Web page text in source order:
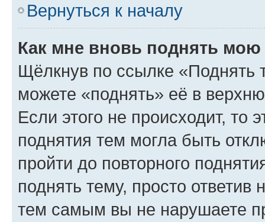
Вернуться к началу
Как мне вновь поднять мою
Щёлкнув по ссылке «Поднять
можете «поднять» её в
Если этого не происходит, то
поднятия тем могла быть
пройти до повторного
поднять тему, просто ответив
тем самым вы не нарушаете